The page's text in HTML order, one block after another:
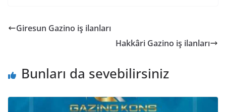
Giresun Gazino iş ilanları
Hakkâri Gazino iş ilanları
Bunları da sevebilirsiniz